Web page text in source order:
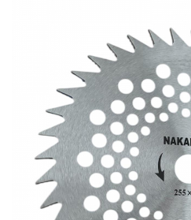
Baterii sanitare baie
Coloane de dus si seturi de dus
Odorizant toaleta
Oglinzi si mobilier baie
Bucatarie
Ascutitoare cutite
Baterii sanitare bucatarie
Cantare de bucatarie